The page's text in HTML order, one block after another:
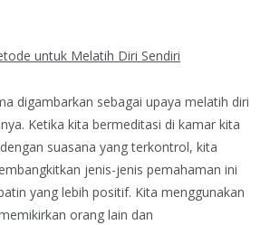
untuk Melatih Diri Sendiri
digambarkan sebagai upaya melatih diri
Ketika kita bermeditasi di kamar kita
suasana yang terkontrol, kita
jenis-jenis pemahaman ini
yang lebih positif. Kita menggunakan
orang lain dan